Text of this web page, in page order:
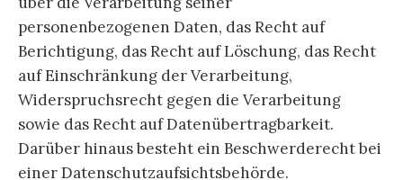
personenbezogenen Daten, das Recht auf
Berichtigung, das Recht auf Löschung, das Recht
auf Einschränkung der Verarbeitung,
Widerspruchsrecht gegen die Verarbeitung
sowie das Recht auf Datenübertragbarkeit.
Darüber hinaus besteht ein Beschwerderecht bei
einer Datenschutzaufsichtsbehörde.